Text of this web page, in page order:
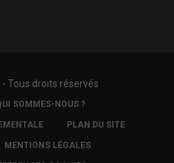
Tous droits réservés
SOMMES-NOUS ?
PLAN DU SITE
MENTIONS LÉGALES